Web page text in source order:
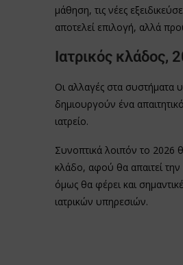
μάθηση, τις νέες
αποτελεί επιλογή, αλλά
Ιατρικός κλάδος,
Οι αλλαγές στα συστήματα
δημιουργούν ένα
ιατρείο.
Συνοπτικά λοιπόν το 2026
κλάδο, αφού θα απαιτεί
όμως θα φέρει και
ιατρικών υπηρεσιών.